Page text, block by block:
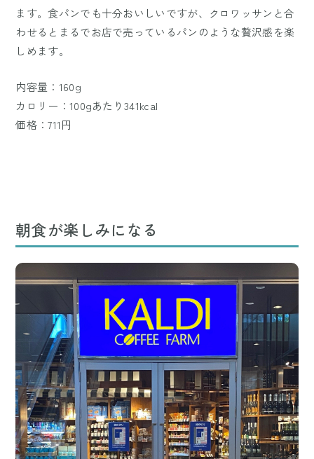
ます。食パンでも十分おいしいですが、クロワッサンと合
わせるとまるでお店で売っているパンのような贅沢感を楽
しめます。
内容量：160g
カロリー：100gあたり341kcal
価格：711円
朝食が楽しみになる